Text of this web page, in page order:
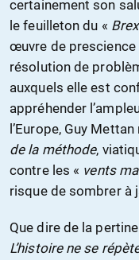
certainement son
le feuilleton du «
œuvre de prescience
résolution de
auxquels elle est
appréhender
l’Europe, Guy
de la méthode,
contre les « vents
risque de sombrer à
Que dire de la
L’histoire ne se